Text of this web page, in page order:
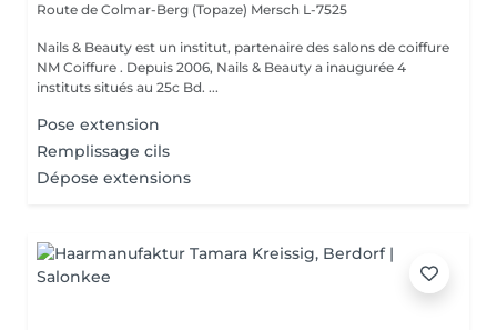
Route de Colmar-Berg (Topaze) Mersch L-7525
Nails & Beauty est un institut, partenaire des salons de coiffure
NM Coiffure . Depuis 2006, Nails & Beauty a inaugurée 4
instituts situés au 25c Bd. ...
Pose extension
Remplissage cils
Dépose extensions